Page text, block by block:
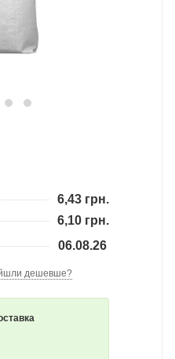
6,43 грн.
6,10 грн.
06.08.26
дешевше?